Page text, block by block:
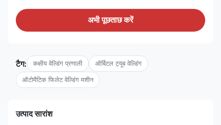
अभी पूछताछ करें
टैग: कक्षीय वेल्डिंग प्रणाली ऑर्बिटल ट्यूब वेल्डिंग
ऑटोमैटिक फिलेट वेल्डिंग मशीन
उत्पाद सारांश